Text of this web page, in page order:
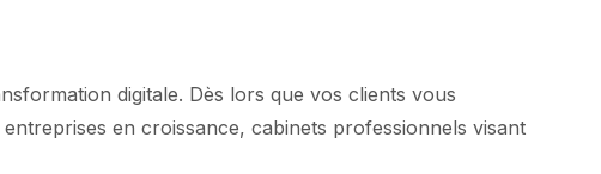
digitale. Dès lors que vos clients vous
en croissance, cabinets professionnels visant